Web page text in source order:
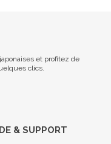
et profitez de
clics.
& SUPPORT